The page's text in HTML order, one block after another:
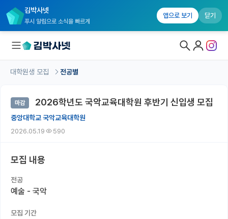
김박사넷
푸시 알림으로 소식을 빠르게
앱으로 보기 닫기
대학원생 모집 홈
전공별 모집 정보
지역별 모집 정보
국내대학원 정보
대학원생 모집 전공별
마감 2026학년도 국악교육대학원 후반기 신입생 모집
중앙대학교 국악교육대학원
2026.05.19 590
모집 내용
전공
예술 - 국악
모집 기간